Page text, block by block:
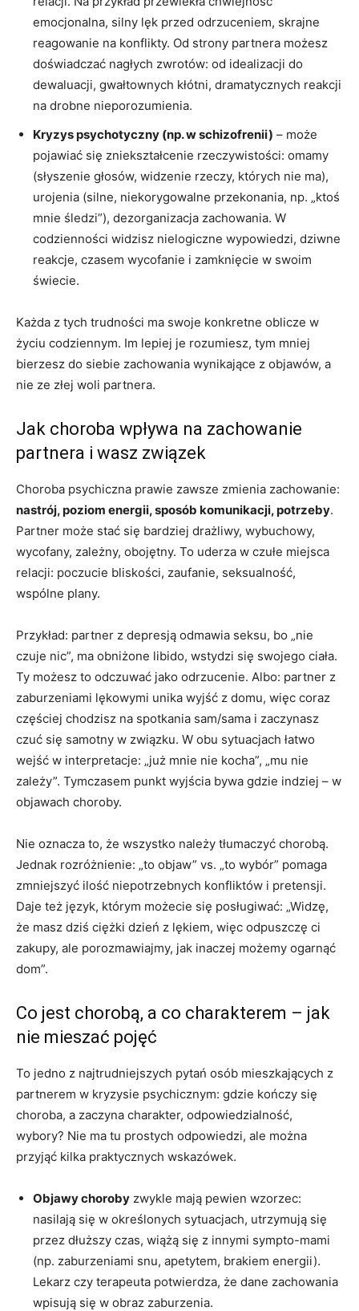
emocjonalna, silny lęk przed odrzuceniem, skrajne
reagowanie na konflikty. Od strony partnera możesz
doświadczać nagłych zwrotów: od idealizacji do
dewaluacji, gwałtownych kłótni, dramatycznych reakcji
na drobne nieporozumienia.
Kryzys psychotyczny (np. w schizofrenii) – może
pojawiać się zniekształcenie rzeczywistości: omamy
(słyszenie głosów, widzenie rzeczy, których nie ma),
urojenia (silne, niekorygowalne przekonania, np. „ktoś
mnie śledzi”), dezorganizacja zachowania. W
codzienności widzisz nielogiczne wypowiedzi, dziwne
reakcje, czasem wycofanie i zamknięcie w swoim
świecie.
Każda z tych trudności ma swoje konkretne oblicze w
życiu codziennym. Im lepiej je rozumiesz, tym mniej
bierzesz do siebie zachowania wynikające z objawów, a
nie ze złej woli partnera.
Jak choroba wpływa na zachowanie
partnera i wasz związek
Choroba psychiczna prawie zawsze zmienia zachowanie:
nastrój, poziom energii, sposób komunikacji, potrzeby.
Partner może stać się bardziej drażliwy, wybuchowy,
wycofany, zależny, obojętny. To uderza w czułe miejsca
relacji: poczucie bliskości, zaufanie, seksualność,
wspólne plany.
Przykład: partner z depresją odmawia seksu, bo „nie
czuje nic”, ma obniżone libido, wstydzi się swojego ciała.
Ty możesz to odczuwać jako odrzucenie. Albo: partner z
zaburzeniami lękowymi unika wyjść z domu, więc coraz
częściej chodzisz na spotkania sam/sama i zaczynasz
czuć się samotny w związku. W obu sytuacjach łatwo
wejść w interpretacje: „już mnie nie kocha”, „mu nie
zależy”. Tymczasem punkt wyjścia bywa gdzie indziej – w
objawach choroby.
Nie oznacza to, że wszystko należy tłumaczyć chorobą.
Jednak rozróżnienie: „to objaw” vs. „to wybór” pomaga
zmniejszyć ilość niepotrzebnych konfliktów i pretensji.
Daje też język, którym możecie się posługiwać: „Widzę,
że masz dziś ciężki dzień z lękiem, więc odpuszczę ci
zakupy, ale porozmawiajmy, jak inaczej możemy ogarnąć
dom”.
Co jest chorobą, a co charakterem – jak
nie mieszać pojęć
To jedno z najtrudniejszych pytań osób mieszkających z
partnerem w kryzysie psychicznym: gdzie kończy się
choroba, a zaczyna charakter, odpowiedzialność,
wybory? Nie ma tu prostych odpowiedzi, ale można
przyjąć kilka praktycznych wskazówek.
Objawy choroby zwykle mają pewien wzorzec:
nasilają się w określonych sytuacjach, utrzymują się
przez dłuższy czas, wiążą się z innymi sympto-mami
(np. zaburzeniami snu, apetytem, brakiem energii).
Lekarz czy terapeuta potwierdza, że dane zachowania
wpisują się w obraz zaburzenia.